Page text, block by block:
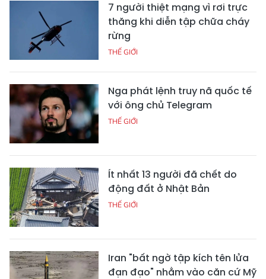
7 người thiệt mạng vì rơi trực
thăng khi diễn tập chữa cháy
rừng
THẾ GIỚI
Nga phát lệnh truy nã quốc tế
với ông chủ Telegram
THẾ GIỚI
Ít nhất 13 người đã chết do
động đất ở Nhật Bản
THẾ GIỚI
Iran "bất ngờ tập kích tên lửa
đạn đạo" nhằm vào căn cứ Mỹ